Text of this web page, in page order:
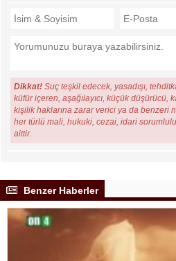
Dikkat! Suç teşkil edecek, yasadışı,
küfür içeren, aşağılayıcı, küçük düşürücü,
kişilik haklarına zarar verici ya da benzeri
her türlü mali, hukuki, cezai, idari
aittir.
Benzer Haberler